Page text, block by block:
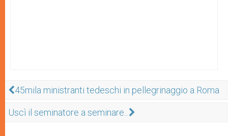
45mila ministranti tedeschi in pellegrinaggio a Roma
Uscì il seminatore a seminare...